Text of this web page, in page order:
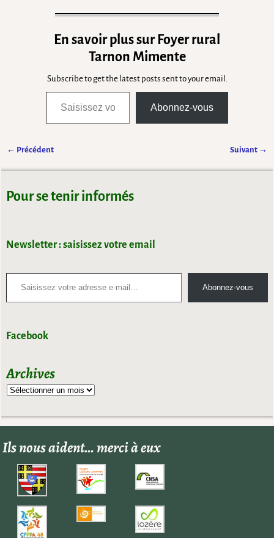
En savoir plus sur Foyer rural
Tarnon Mimente
Subscribe to get the latest posts sent to your email.
Abonnez-vous
← Précédent Suivant →
Pour se tenir informés
Newsletter : saisissez votre email
Abonnez-vous
Facebook
Archives
Ils nous aident… merci à eux